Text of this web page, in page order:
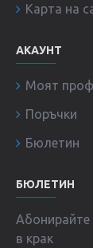
Карта на
АКАУНТ
Моят
Поръчки
Бюлетин
БЮЛЕТИН
Абонирайте
в крак